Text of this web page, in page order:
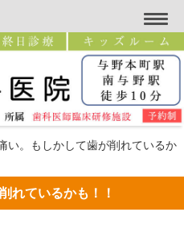
い。もしかして歯が削れているか
れているかも！！